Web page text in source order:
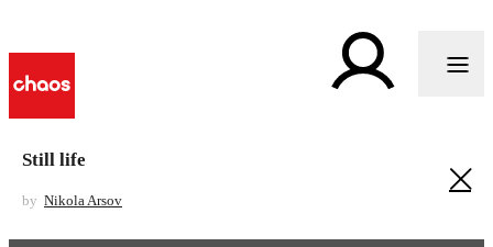
Still life
by Nikola Arsov